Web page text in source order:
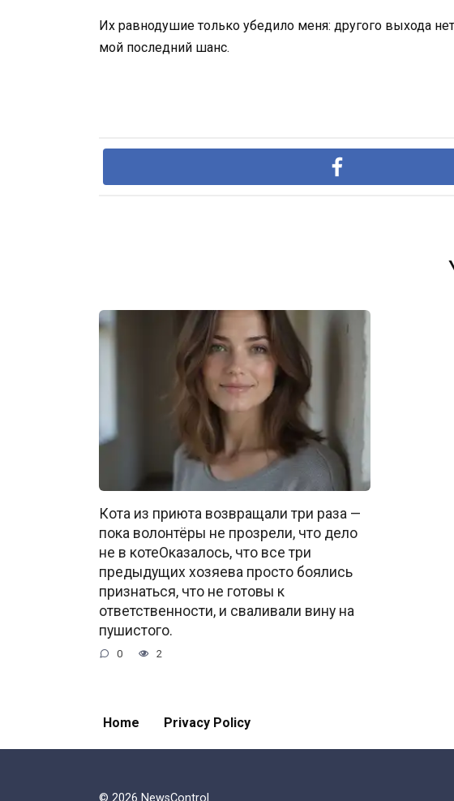
Их равнодушие только убедило меня: другого выхода
мой последний шанс.
Кота из приюта возвращали три раза —
пока волонтёры не прозрели, что дело
не в котеОказалось, что все три
предыдущих хозяева просто боялись
признаться, что не готовы к
ответственности, и сваливали вину на
пушистого.
0 2
Home Privacy Policy
© 2026 NewsControl